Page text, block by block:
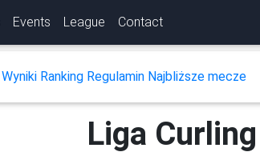
Events League Contact
Wyniki Ranking Regulamin Najbliższe mecze
Liga